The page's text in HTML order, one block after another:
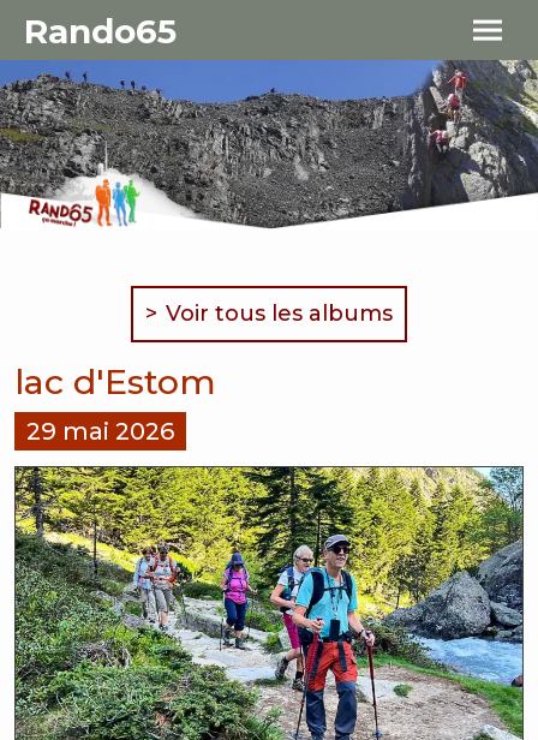
Rando65
Voir tous les albums
lac d'Estom
29 mai 2026